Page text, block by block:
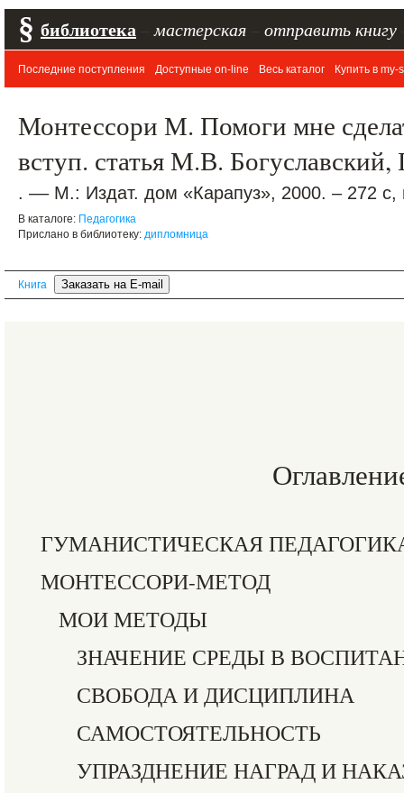
§ библиотека мастерская отправить книгу
Последние поступления Доступные on-line Весь каталог Купить в my-
Монтессори М. Помоги мне
вступ. статья М.В.
. –– М.: Издат. дом «Карапуз», 2000. – 272 с,
В каталоге: Педагогика
Прислано в библиотеку: дипломница
Книга
ГУМАНИСТИЧЕСКАЯ
МОНТЕССОРИ-МЕТОД
МОИ МЕТОДЫ
ЗНАЧЕНИЕ СРЕДЫ В
СВОБОДА И ДИСЦИПЛИНА
САМОСТОЯТЕЛЬНОСТЬ
УПРАЗДНЕНИЕ НАГРАД И